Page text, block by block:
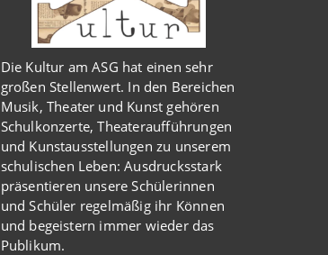
Die Kultur am ASG hat einen sehr
großen Stellenwert. In den Bereichen
Musik, Theater und Kunst gehören
Schulkonzerte, Theateraufführungen
und Kunstausstellungen zu unserem
schulischen Leben: Ausdrucksstark
präsentieren unsere Schülerinnen
und Schüler regelmäßig ihr Können
und begeistern immer wieder das
Publikum.